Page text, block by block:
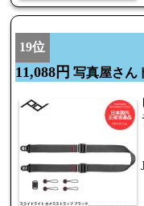
19位
11,088円 写真屋さん